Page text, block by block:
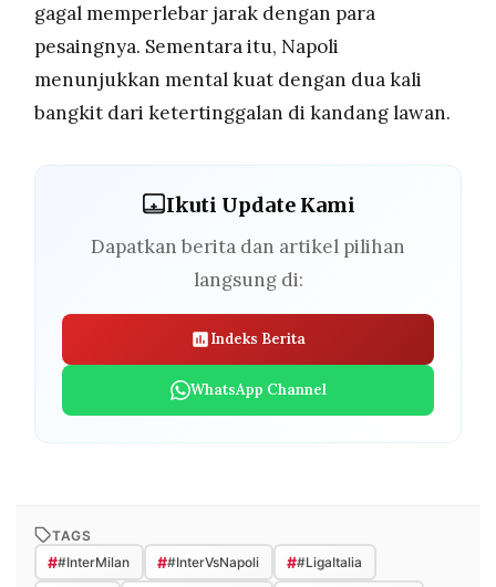
gagal memperlebar jarak dengan para
pesaingnya. Sementara itu, Napoli
menunjukkan mental kuat dengan dua kali
bangkit dari ketertinggalan di kandang lawan.
Ikuti Update Kami
Dapatkan berita dan artikel pilihan
langsung di:
Indeks Berita
WhatsApp Channel
TAGS
##InterMilan ##InterVsNapoli ##LigaItalia